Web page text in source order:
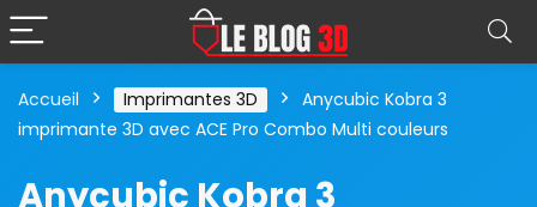
Accueil Imprimantes 3D
Anycubic Kobra 3
imprimante 3D avec ACE Pro Combo Multi couleurs
Anycubic Kobra 3